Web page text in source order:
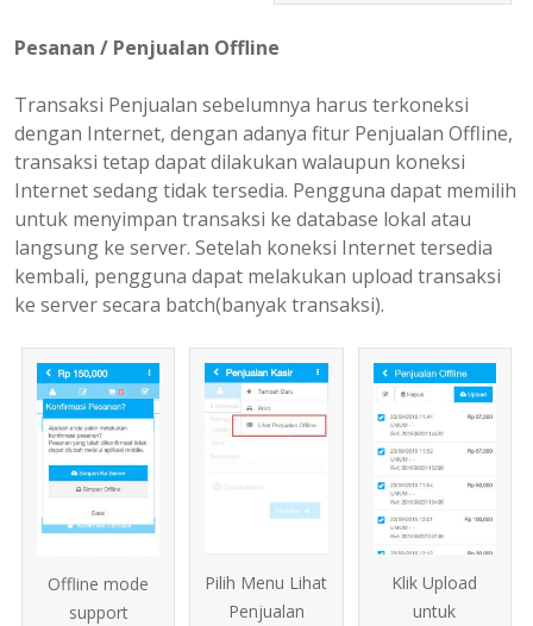
Pesanan / Penjualan Offline
Transaksi Penjualan sebelumnya harus terkoneksi
dengan Internet, dengan adanya fitur Penjualan Offline,
transaksi tetap dapat dilakukan walaupun koneksi
Internet sedang tidak tersedia. Pengguna dapat memilih
untuk menyimpan transaksi ke database lokal atau
langsung ke server. Setelah koneksi Internet tersedia
kembali, pengguna dapat melakukan upload transaksi
ke server secara batch(banyak transaksi).
Offline mode
support
Pilih Menu Lihat
Penjualan
Klik Upload
untuk